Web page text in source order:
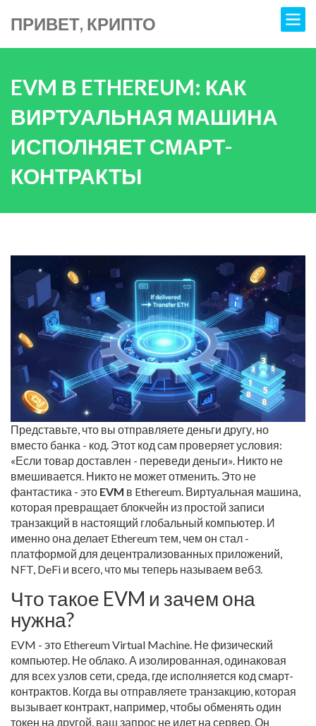
ПРИВЕТ, КРИПТО
EVM В ETHEREUM: КАК
ВИРТУАЛЬНАЯ МАШИНА
ИСПОЛНЯЕТ СМАРТ-
КОНТРАКТЫ
Представьте, что вы отправляете деньги другу, но
вместо банка - код. Этот код сам проверяет условия:
«Если товар доставлен - переведи деньги». Никто не
вмешивается. Никто не может отменить. Это не
фантастика - это EVM в Ethereum. Виртуальная машина,
которая превращает блокчейн из простой записи
транзакций в настоящий глобальный компьютер. И
именно она делает Ethereum тем, чем он стал -
платформой для децентрализованных приложений,
NFT, DeFi и всего, что мы теперь называем веб3.
Что такое EVM и зачем она
нужна?
EVM - это Ethereum Virtual Machine. Не физический
компьютер. Не облако. А изолированная, одинаковая
для всех узлов сети, среда, где исполняется код смарт-
контрактов. Когда вы отправляете транзакцию, которая
вызывает контракт, например, чтобы обменять один
токен на другой, ваш запрос не идет на сервер. Он